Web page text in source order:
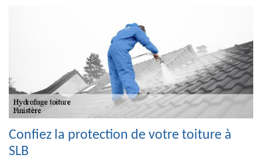
Confiez la protection de votre toiture à
SLB